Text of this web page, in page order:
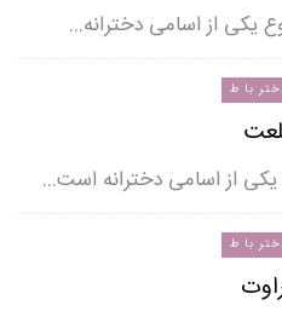
یکی از اسامی دخترانه…
با ط
از اسامی دخترانه است…
با ط